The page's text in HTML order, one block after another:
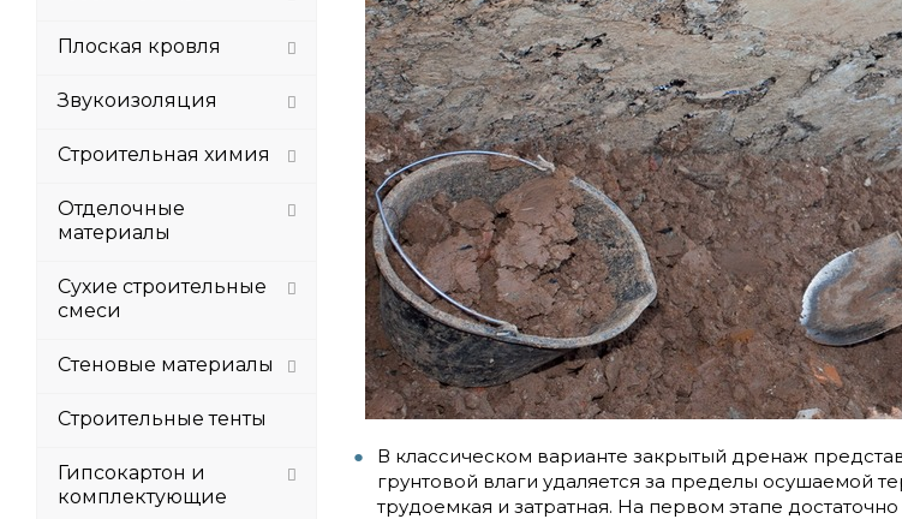
В классическом варианте закрытый дренаж
грунтовой влаги удаляется за пределы осушаемой
трудоемкая и затратная. На первом этапе
Плоская кровля
Звукоизоляция
Строительная химия
Отделочные
материалы
Сухие строительные
смеси
Стеновые материалы
Строительные тенты
Гипсокартон и
комплектующие